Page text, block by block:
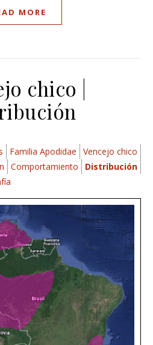
MORE
chico |
Familia Apodidae
Vencejo chico
Comportamiento
Distribución